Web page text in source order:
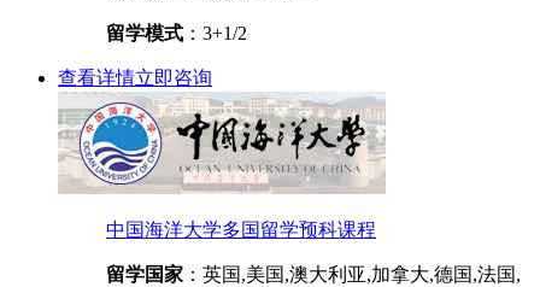
留学模式 ：3+1/2
查看详情立即咨询
中国海洋大学多国留学预科课程
留学国家 ：英国,美国,澳大利亚,加拿大,德国,法国,